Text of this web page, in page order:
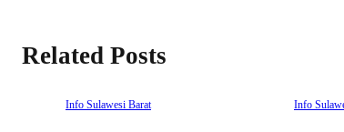
Related Posts
Info Sulawesi Barat Info